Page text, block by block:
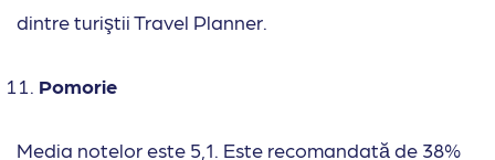
dintre turiştii Travel Planner.
Pomorie
Media notelor este 5,1. Este recomandată de 38%